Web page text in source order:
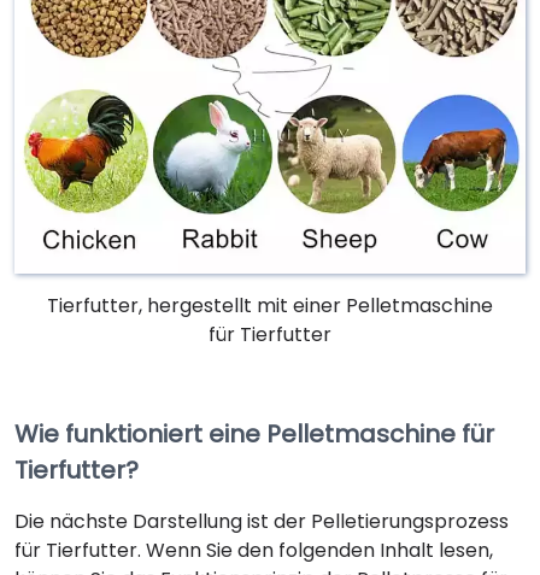
Tierfutter, hergestellt mit einer Pelletmaschine
für Tierfutter
Wie funktioniert eine Pelletmaschine für
Tierfutter?
Die nächste Darstellung ist der Pelletierungsprozess
für Tierfutter. Wenn Sie den folgenden Inhalt lesen,